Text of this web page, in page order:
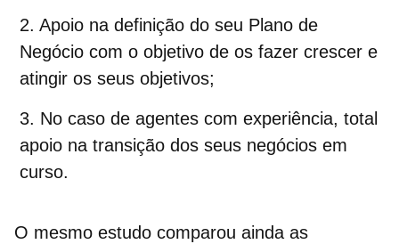
Apoio na definição do seu Plano de
Negócio com o objetivo de os fazer crescer e
atingir os seus objetivos;
No caso de agentes com experiência, total
apoio na transição dos seus negócios em
curso.
O mesmo estudo comparou ainda as